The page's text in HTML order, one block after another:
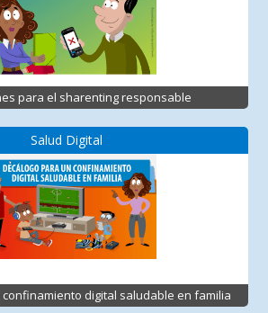
para el sharenting responsable
Salud Digital
digital saludable en familia